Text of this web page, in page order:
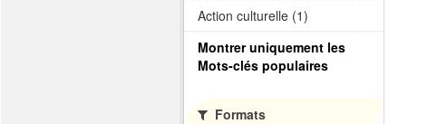
Action culturelle (1)
Montrer uniquement les
Mots-clés populaires
Formats